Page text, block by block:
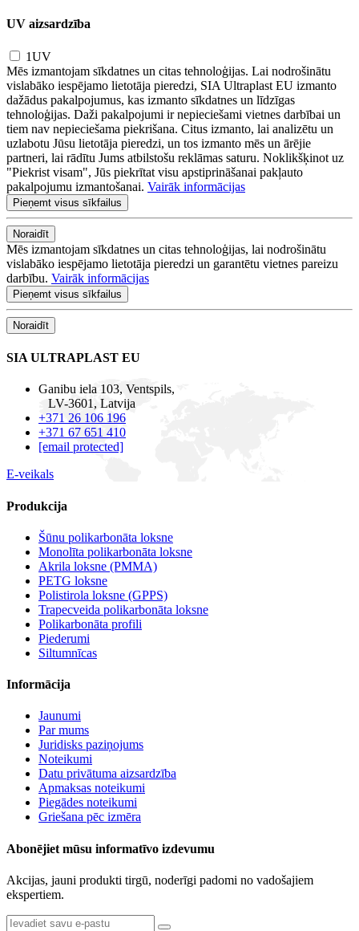
UV aizsardzība
1UV
Mēs izmantojam sīkdatnes un citas tehnoloģijas. Lai nodrošinātu
vislabāko iespējamo lietotāja pieredzi, SIA Ultraplast EU izmanto
dažādus pakalpojumus, kas izmanto sīkdatnes un līdzīgas
tehnoloģijas. Daži pakalpojumi ir nepieciešami vietnes darbībai un
tiem nav nepieciešama piekrišana. Citus izmanto, lai analizētu un
uzlabotu Jūsu lietotāja pieredzi, un tos izmanto mēs un ārējie
partneri, lai rādītu Jums atbilstošu reklāmas saturu. Noklikšķinot uz
"Piekrist visam", Jūs piekrītat visu apstiprināšanai pakļauto
pakalpojumu izmantošanai. Vairāk informācijas
Pieņemt visus sīkfailus
Noraidīt
Mēs izmantojam sīkdatnes un citas tehnoloģijas, lai nodrošinātu
vislabāko iespējamo lietotāja pieredzi un garantētu vietnes pareizu
darbību. Vairāk informācijas
Pieņemt visus sīkfailus
Noraidīt
SIA ULTRAPLAST EU
Ganibu iela 103, Ventspils,
LV-3601, Latvija
+371 26 106 196
+371 67 651 410
[email protected]
E-veikals
Produkcija
Šūnu polikarbonāta loksne
Monolīta polikarbonāta loksne
Akrila loksne (PMMA)
PETG loksne
Polistirola loksne (GPPS)
Trapecveida polikarbonāta loksne
Polikarbonāta profili
Piederumi
Siltumnīcas
Informācija
Jaunumi
Par mums
Juridisks paziņojums
Noteikumi
Datu privātuma aizsardzība
Apmaksas noteikumi
Piegādes noteikumi
Griešana pēc izmēra
Abonējiet mūsu informatīvo izdevumu
Akcijas, jauni produkti tirgū, noderīgi padomi no vadošajiem
ekspertiem.